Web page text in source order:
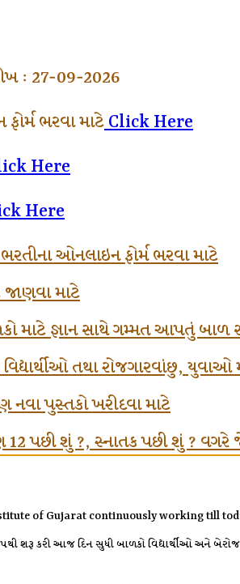
: 27-09-2026
ભરવા માટે Click Here
Here
Here
ભરતીના ઓનલાઇન ફોર્મ ભરવા માટે
જાણવા માટે
માટે જ્ઞાન સાથે ગમ્મત આપતું બાળ
તથા રોજગારવાંછુ, યુવાઓ
નવા પુસ્તકો ખરીદવા માટે
પછી શું ?, સ્નાતક પછી શું ? વગરે
of Gujarat continuously working till
શરૂ કરી આજ દિન સુધી બાળકો વિદ્યાર્થીઓ અને